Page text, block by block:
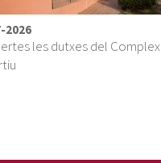
2026
les dutxes del Complex